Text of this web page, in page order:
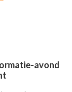
avond